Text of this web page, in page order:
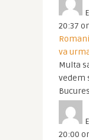
20:37
va
Multa
vedem
20:00